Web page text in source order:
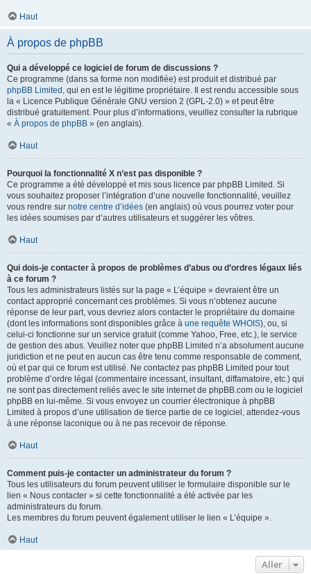
Haut
À propos de phpBB
Qui a développé ce logiciel de forum de discussions ?
Ce programme (dans sa forme non modifiée) est produit et distribué par
phpBB Limited , qui en est le légitime propriétaire. Il est rendu accessible sous
la « Licence Publique Générale GNU version 2 (GPL-2.0) » et peut être
distribué gratuitement. Pour plus d’informations, veuillez consulter la rubrique
« À propos de phpBB » (en anglais).
Haut
Pourquoi la fonctionnalité X n’est pas disponible ?
Ce programme a été développé et mis sous licence par phpBB Limited. Si
vous souhaitez proposer l’intégration d’une nouvelle fonctionnalité, veuillez
vous rendre sur notre centre d’idées (en anglais) où vous pourrez voter pour
les idées soumises par d’autres utilisateurs et suggérer les vôtres.
Haut
Qui dois-je contacter à propos de problèmes d’abus ou d’ordres légaux liés
à ce forum ?
Tous les administrateurs listés sur la page « L’équipe » devraient être un
contact approprié concernant ces problèmes. Si vous n’obtenez aucune
réponse de leur part, vous devriez alors contacter le propriétaire du domaine
(dont les informations sont disponibles grâce à une requête WHOIS), ou, si
celui-ci fonctionne sur un service gratuit (comme Yahoo, Free, etc.), le service
de gestion des abus. Veuillez noter que phpBB Limited n’a absolument aucune
juridiction et ne peut en aucun cas être tenu comme responsable de comment,
où et par qui ce forum est utilisé. Ne contactez pas phpBB Limited pour tout
problème d’ordre légal (commentaire incessant, insultant, diffamatoire, etc.) qui
ne sont pas directement reliés avec le site internet de phpBB.com ou le logiciel
phpBB en lui-même. Si vous envoyez un courrier électronique à phpBB
Limited à propos d’une utilisation de tierce partie de ce logiciel, attendez-vous
à une réponse laconique ou à ne pas recevoir de réponse.
Haut
Comment puis-je contacter un administrateur du forum ?
Tous les utilisateurs du forum peuvent utiliser le formulaire disponible sur le
lien « Nous contacter » si cette fonctionnalité a été activée par les
administrateurs du forum.
Les membres du forum peuvent également utiliser le lien « L’équipe ».
Haut
Aller